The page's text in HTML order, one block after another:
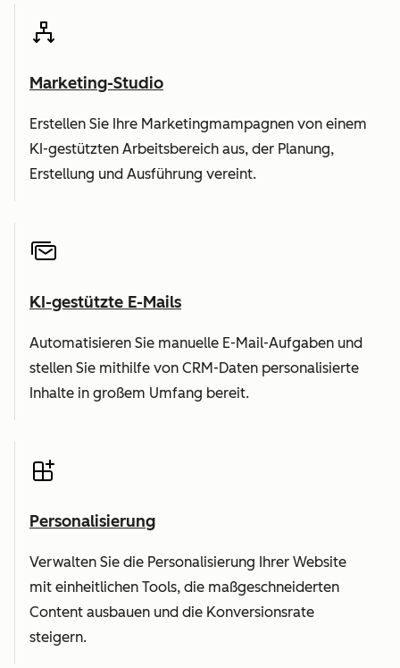
Marketing-Studio
Erstellen Sie Ihre Marketingmampagnen von einem
KI-gestützten Arbeitsbereich aus, der Planung,
Erstellung und Ausführung vereint.
KI-gestützte E-Mails
Automatisieren Sie manuelle E-Mail-Aufgaben und
stellen Sie mithilfe von CRM-Daten personalisierte
Inhalte in großem Umfang bereit.
Personalisierung
Verwalten Sie die Personalisierung Ihrer Website
mit einheitlichen Tools, die maßgeschneiderten
Content ausbauen und die Konversionsrate
steigern.